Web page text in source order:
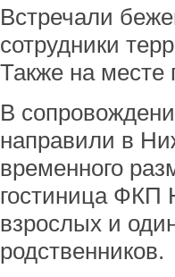
Встречали
сотрудники
Также на месте
В
направили в
временного
гостиница ФКП
взрослых и
родственников.